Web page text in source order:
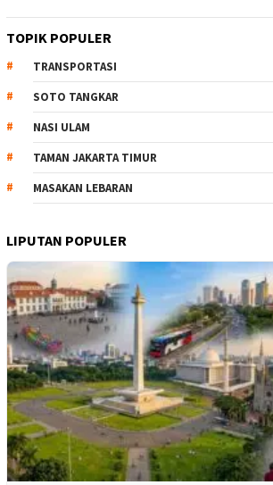
TOPIK POPULER
TRANSPORTASI
SOTO TANGKAR
NASI ULAM
TAMAN JAKARTA TIMUR
MASAKAN LEBARAN
LIPUTAN POPULER